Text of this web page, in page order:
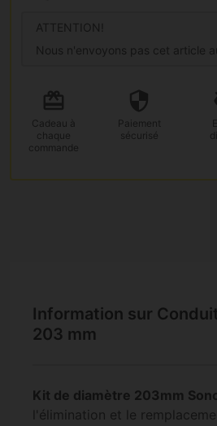
ATTENTION!
Nous n'envoyons pas cet article
Cadeau à
chaque
commande
Paiement
sécurisé
Information sur
203 mm
Kit de diamètre 203mm
l'élimination et le